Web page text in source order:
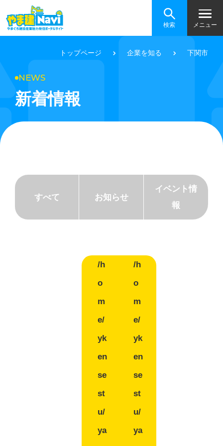
検索 メニュー
トップページ 企業を知る 下関市
NEWS
新着情報
すべて お知らせ
イベント情
報
/h
o
m
e/
yk
en
se
st
u/
ya
/h
o
m
e/
yk
en
se
st
u/
ya